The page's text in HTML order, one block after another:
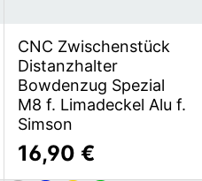
CNC Zwischenstück
Distanzhalter
Bowdenzug Spezial
M8 f. Limadeckel Alu f.
Simson
16,90 €